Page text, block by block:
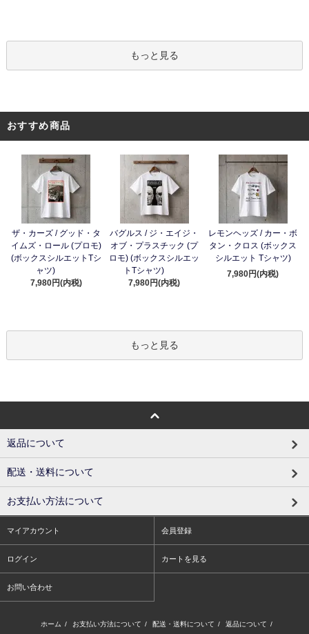
もっと見る
おすすめ商品
ザ・カーズ / グッド・タ
イムズ・ロール (プロモ)
(ボックスシルエットTシ
ャツ)
7,980円(内税)
バグルス / ジ・エイジ・
オブ・プラスチック (プ
ロモ) (ボックスシルエッ
トTシャツ)
7,980円(内税)
レモンヘッズ / カー・ボ
タン・クロス (ボックス
シルエット Tシャツ)
7,980円(内税)
もっと見る
返品について
配送・送料について
お支払い方法について
マイアカウント 会員登録
ログイン カートを見る
お問い合わせ
ホーム / お支払い方法について / 配送・送料について / 返品について /